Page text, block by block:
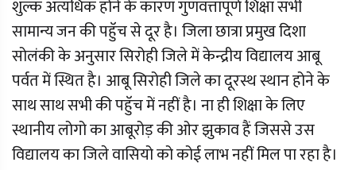
शुल्क अत्यधिक होने के कारण गुणवत्तापूर्ण शिक्षा सभी
सामान्य जन की पहुॅच से दूर है। जिला छात्रा प्रमुख दिशा
सोलंकी के अनुसार सिरोही जिले में केन्द्रीय विद्यालय आबू
पर्वत में स्थित है। आबू सिरोही जिले का दूरस्थ स्थान होने के
साथ साथ सभी की पहुॅच में नहीं है। ना ही शिक्षा के लिए
स्थानीय लोगो का आबूरोड़ की ओर झुकाव हैं जिससे उस
विद्यालय का जिले वासियो को कोई लाभ नहीं मिल पा रहा है।